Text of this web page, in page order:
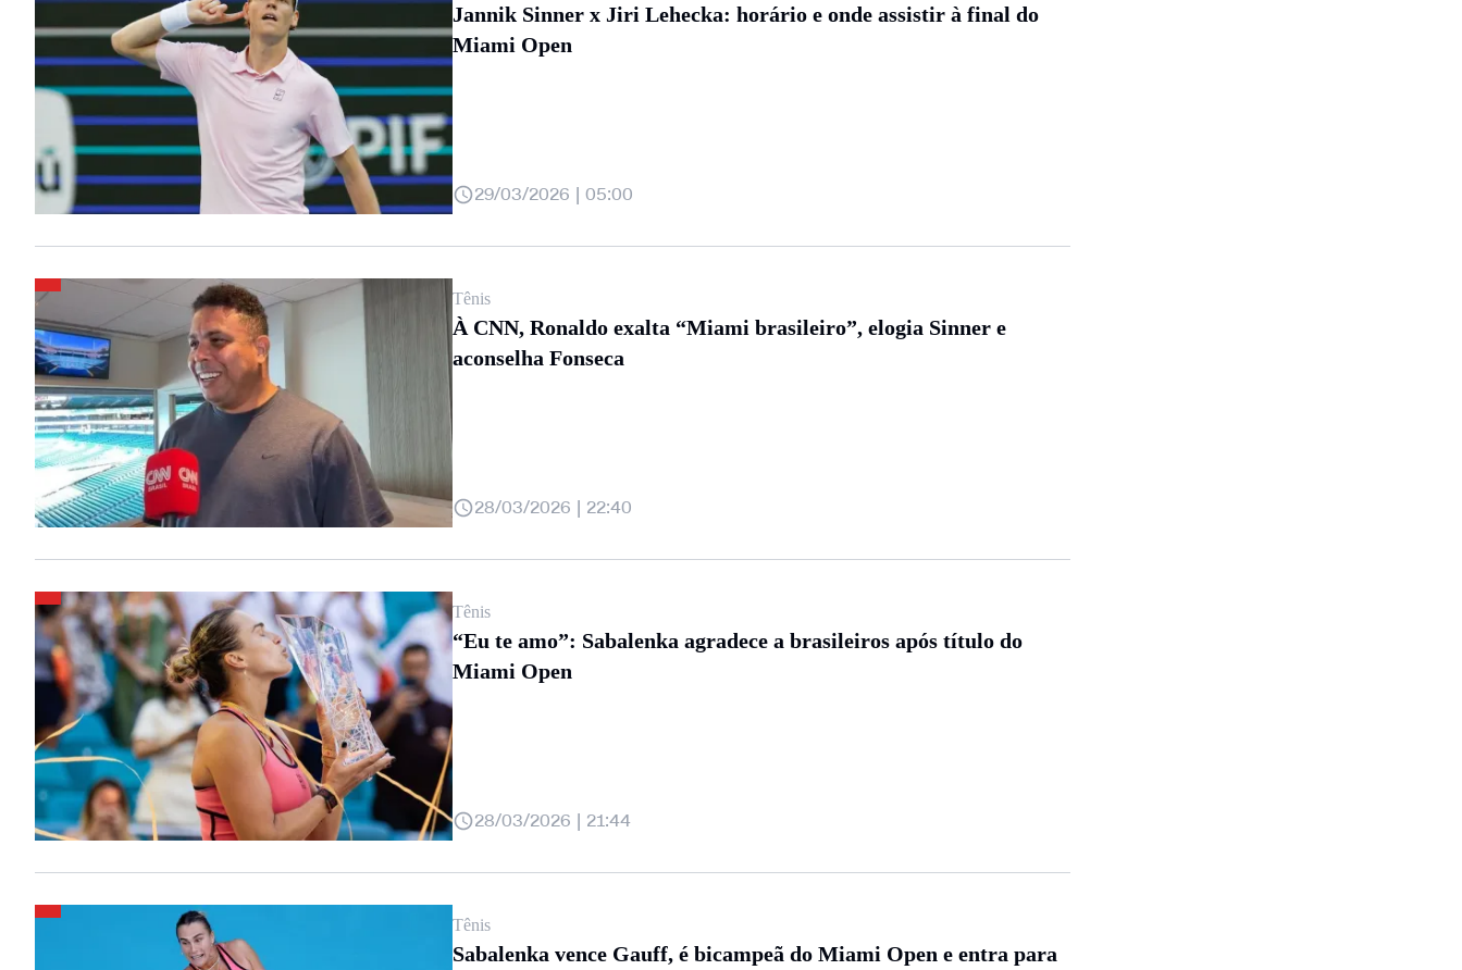
Jannik Sinner x Jiri Lehecka: horário e onde assistir à final do
Miami Open
29/03/2026 | 05:00
Tênis
À CNN, Ronaldo exalta “Miami brasileiro”, elogia Sinner e
aconselha Fonseca
28/03/2026 | 22:40
Tênis
“Eu te amo”: Sabalenka agradece a brasileiros após título do
Miami Open
28/03/2026 | 21:44
Tênis
Sabalenka vence Gauff, é bicampeã do Miami Open e entra para